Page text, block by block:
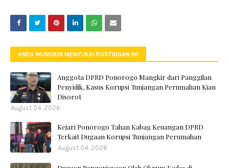
ANDA MUNGKIN MENYUKAI POSTINGAN INI
Anggota DPRD Ponorogo Mangkir dari Panggilan
Penyidik, Kasus Korupsi Tunjangan Perumahan Kian
Disorot
August 04, 2026
Kejari Ponorogo Tahan Kabag Keuangan DPRD
Terkait Dugaan Korupsi Tunjangan Perumahan
August 04, 2026